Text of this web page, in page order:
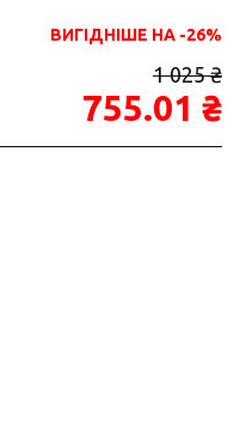
ВИГІДНІШЕ НА -26%
1 025 ₴
755.01 ₴